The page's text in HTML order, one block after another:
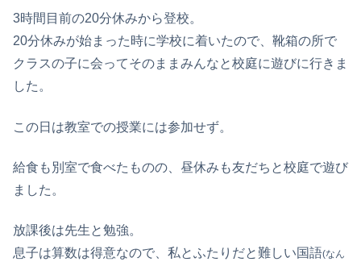
3時間目前の20分休みから登校。
20分休みが始まった時に学校に着いたので、靴箱の所で
クラスの子に会ってそのままみんなと校庭に遊びに行きま
した。
この日は教室での授業には参加せず。
給食も別室で食べたものの、昼休みも友だちと校庭で遊び
ました。
放課後は先生と勉強。
息子は算数は得意なので、私とふたりだと難しい国語(なん